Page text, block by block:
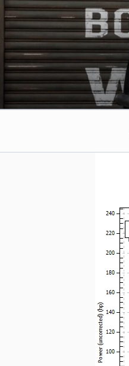
コ
ン
テ
ン
ツ
へ
ス
キ